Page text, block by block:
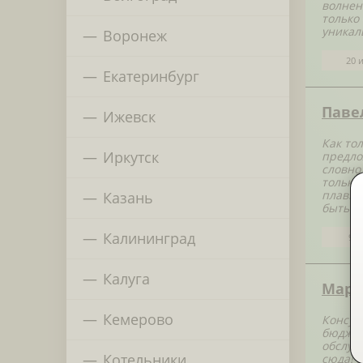
Воронеж
Екатеринбург
Ижевск
Иркутск
Казань
Калининград
Калуга
Кемерово
20
Как
быть
9
сюда!